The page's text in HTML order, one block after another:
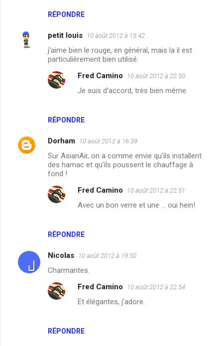
RÉPONDRE
petit louis 10 août 2012 à 15:42
j'aime bien le rouge, en général, mais la il est
particulièrement bien utilisé.
RÉPONDRE
Fred Camino 10 août 2012 à 22:50
Je suis d'accord, très bien même.
Dorham 10 août 2012 à 16:39
Sur AsianAir, on a comme envie qu'ils installent
des hamac et qu'ils poussent le chauffage à
fond !
RÉPONDRE
Fred Camino 10 août 2012 à 22:51
Avec un bon verre et une ... oui hein!
Nicolas 10 août 2012 à 19:50
Charmantes.
RÉPONDRE
Fred Camino 10 août 2012 à 22:54
Et élégantes, j'adore.